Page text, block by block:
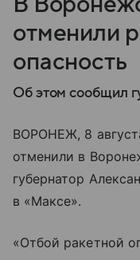
отменили
опасность
Об этом сообщил
ВОРОНЕЖ, 8
отменили в
губернатор
в «Максе».
«Отбой ракетной